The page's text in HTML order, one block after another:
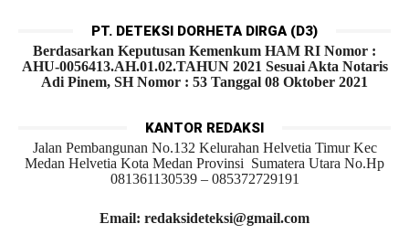
PT. DETEKSI DORHETA DIRGA (D3)
Berdasarkan Keputusan Kemenkum HAM RI Nomor :
AHU-0056413.AH.01.02.TAHUN 2021 Sesuai Akta Notaris
Adi Pinem, SH Nomor : 53 Tanggal 08 Oktober 2021
KANTOR REDAKSI
Jalan Pembangunan No.132 Kelurahan Helvetia Timur Kec
Medan Helvetia Kota Medan Provinsi Sumatera Utara No.Hp
081361130539 – 085372729191
Email: redaksideteksi@gmail.com